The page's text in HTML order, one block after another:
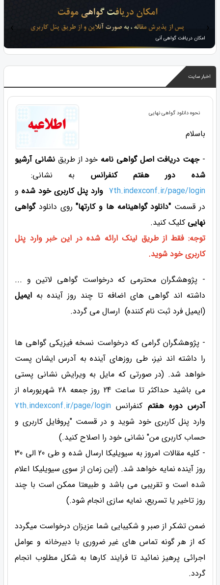
امکان دریافت گواهی آنی
‹ ›
اخبار سایت
نحوه دانلود گواهی نهایی
باسلام
-جهت دریافت اصل گواهی نامه خود از طریق نشانی آرشیو
شده دور هفتم کنفرانس به نشانی:
7th.indexconf.ir/page/login وارد پنل کاربری خود شدهو
در قسمت "دانلود گواهینامه ها و کارتها"روی دانلودگواهی
نهایی کلیک کنید.
توجه: فقط از طریق لینک ارائه شده در این خبر وارد پنل
کاربری خود شوید.
- پژوهشگران محترمی که درخواست گواهی لاتین و ...
داشته اند گواهی های اضافه تا چند روز آینده به ایمیل
(ایمیل فرد ثبت نام کننده) ارسال می گردد.
- پژوهشگران گرامی که درخواست نسخه فیزیکی گواهی ها
را داشته اند نیز، طی روزهای آینده به آدرس ایشان پست
خواهد شد. (در صورتی که مایل به ویرایش نشانی پستی
می باشید حداکثر تا ساعت 24 روز جمعه 28 شهریورماه از
آدرس دوره هفتم کنفرانس 7th.indexconf.ir/page/login
وارد پنل کاربری خود شوید و در قسمت "پروفایل کاربری و
حساب کاربری من" نشانی خود را اصلاح کنید.)
- کلیه مقالات امروز به سیویلیکا ارسال شده و طی 20 الی 30
روز آینده نمایه خواهد شد. (این زمان از سوی سیویلیکا اعلام
شده است و تقریبی می باشد و طبیعتا ممکن است با چند
روز تاخیر یا تسریع، نمایه سازی انجام شود.)
ضمن تشکر از صبر و شکیبایی شما عزیزان درخواست میگردد
که از هر گونه تماس های غیر ضروری با دبیرخانه و عوامل
اجرائی پرهیز نمائید تا فرایند کارها به شکل مطلوب انجام
گردد.